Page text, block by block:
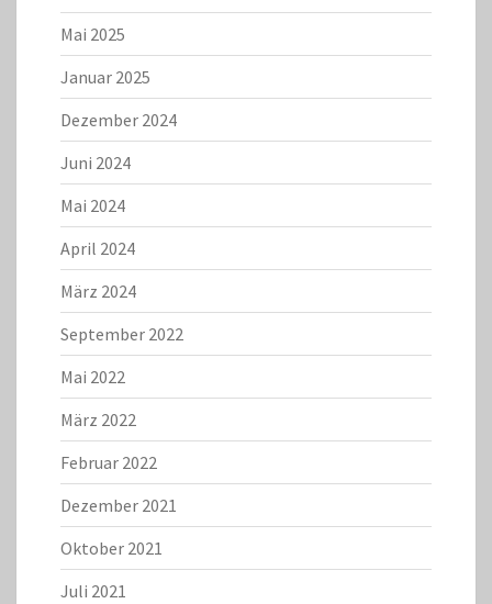
Mai 2025
Januar 2025
Dezember 2024
Juni 2024
Mai 2024
April 2024
März 2024
September 2022
Mai 2022
März 2022
Februar 2022
Dezember 2021
Oktober 2021
Juli 2021